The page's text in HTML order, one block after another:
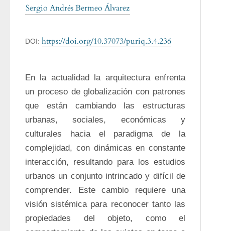
Sergio Andrés Bermeo Álvarez
DOI: https://doi.org/10.37073/puriq.3.4.236
En la actualidad la arquitectura enfrenta
un proceso de globalización con patrones
que están cambiando las estructuras
urbanas, sociales, económicas y
culturales hacia el paradigma de la
complejidad, con dinámicas en constante
interacción, resultando para los estudios
urbanos un conjunto intrincado y difícil de
comprender. Este cambio requiere una
visión sistémica para reconocer tanto las
propiedades del objeto, como el